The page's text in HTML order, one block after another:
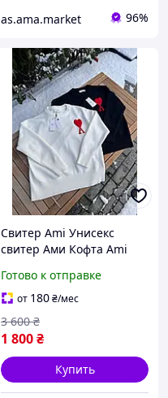
as.ama.market 96%
Свитер Ami Унисекс
свитер Ами Кофта Ami
Свитер Ami paris
Мужской свитер Ami
Стильный свитер Ами
Готово к отправке
от 180₴/мес
1 800₴
3 600 ₴
Купить